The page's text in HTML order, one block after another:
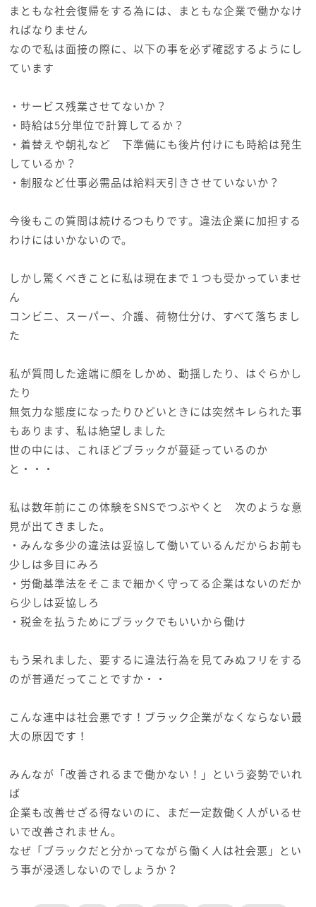
まともな社会復帰をする為には、まともな企業で働かなけ
ればなりません
なので私は面接の際に、以下の事を必ず確認するようにし
ています
・サービス残業させてないか？
・時給は5分単位で計算してるか？
・着替えや朝礼など 下準備にも後片付けにも時給は発生
しているか？
・制服など仕事必需品は給料天引きさせていないか？
今後もこの質問は続けるつもりです。違法企業に加担する
わけにはいかないので。
しかし驚くべきことに私は現在まで１つも受かっていませ
ん
コンビニ、スーパー、介護、荷物仕分け、すべて落ちまし
た
私が質問した途端に顔をしかめ、動揺したり、はぐらかし
たり
無気力な態度になったりひどいときには突然キレられた事
もあります、私は絶望しました
世の中には、これほどブラックが蔓延っているのか
と・・・
私は数年前にこの体験をSNSでつぶやくと 次のような意
見が出てきました。
・みんな多少の違法は妥協して働いているんだからお前も
少しは多目にみろ
・労働基準法をそこまで細かく守ってる企業はないのだか
ら少しは妥協しろ
・税金を払うためにブラックでもいいから働け
もう呆れました、要するに違法行為を見てみぬフリをする
のが普通だってことですか・・
こんな連中は社会悪です！ブラック企業がなくならない最
大の原因です！
みんなが「改善されるまで働かない！」という姿勢でいれ
ば
企業も改善せざる得ないのに、まだ一定数働く人がいるせ
いで改善されません。
なぜ「ブラックだと分かってながら働く人は社会悪」とい
う事が浸透しないのでしょうか？